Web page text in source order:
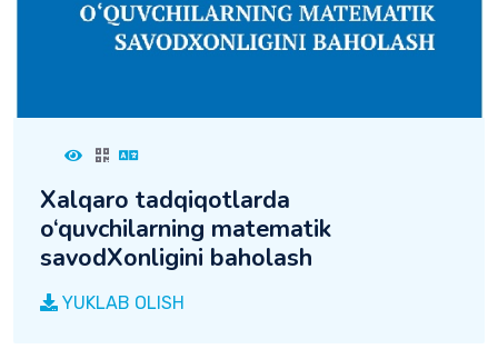
Xalqaro tadqiqotlarda
o‘quvchilarning matematik
savodXonligini baholash
YUKLAB OLISH